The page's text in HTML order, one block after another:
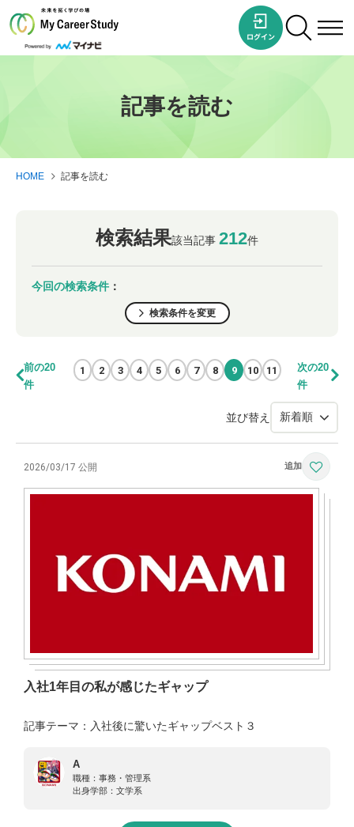
記事を読む
HOME 記事を読む
検索結果該当記事 212件
今回の検索条件 ：
検索条件を変更
前の20
件
1 2 3 4 5 6 7 8 9 10 11
次の20
件
並び替え
2026/03/17 公開
入社1年目の私が感じたギャップ
記事テーマ：入社後に驚いたギャップベスト３
A
職種： 事務・管理系
出身学部： 文学系